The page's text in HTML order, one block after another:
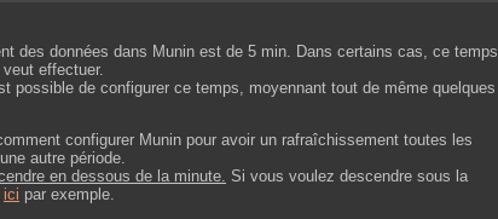
des données dans Munin est de 5 min. Dans certains cas, ce temps
effectuer.
possible de configurer ce temps, moyennant tout de même quelques
configurer Munin pour avoir un rafraîchissement toutes les
autre période.
en dessous de la minute. Si vous voulez descendre sous la
ici par exemple.